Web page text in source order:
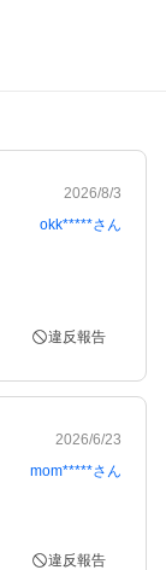
2026/8/3
okk*****さん
違反報告
2026/6/23
mom*****さん
違反報告